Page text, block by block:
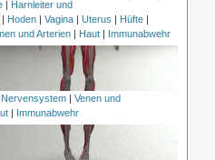
| Harnleiter und
| Hoden| Vagina| Uterus | Hüfte|
und Arterien | Haut | Immunabwehr
Nervensystem
Venen und
Immunabwehr